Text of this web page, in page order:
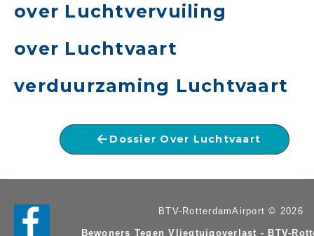
over Luchtvervuiling
over Luchtvaart
verduurzaming Luchtvaart
Dossier Over Luchtvaart
BTV-RotterdamAirport © 2026
Bewoners Tegen Vliegtuigoverlast - BTV-